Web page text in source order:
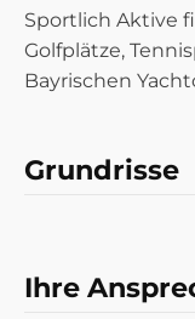
Sportlich Aktive
Golfplätze,
Bayrischen
Grundrisse
Ihre